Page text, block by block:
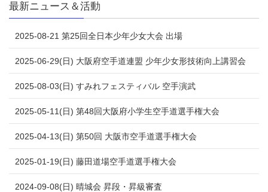
最新ニュース＆活動
2025-08-21 第25回全日本少年少女大会 出場
2025-06-29(日) 大阪府空手道連盟 少年少女形技術向上講習会
2025-08-03(日) すみれフェスティバル 空手演武
2025-05-11(日) 第48回大阪府小学生空手道選手権大会
2025-04-13(日) 第50回 大阪市空手道選手権大会
2025-01-19(日) 藤田道場空手道選手権大会
2024-09-08(日) 晴城会 昇段・昇級審査